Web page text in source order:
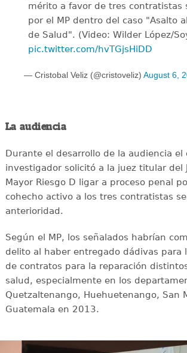
mérito a favor de tres contratistas
por el MP dentro del caso "Asalto
de Salud". (Video: Wilder López/
pic.twitter.com/hvTGjsHiDD
— Cristobal Veliz (@cristoveliz) August 6,
La audiencia
Durante el desarrollo de la audiencia el
investigador solicitó a la juez titular del
Mayor Riesgo D ligar a proceso penal
cohecho activo a los tres contratistas
anterioridad.
Según el MP, los señalados habrían
delito al haber entregado dádivas para
de contratos para la reparación
salud, especialmente en los
Quetzaltenango, Huehuetenango, San
Guatemala en 2013.